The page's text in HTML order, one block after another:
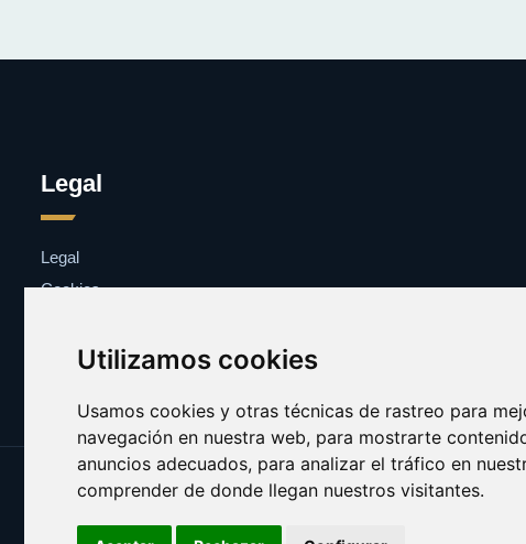
Utilizamos cookies
Usamos cookies y otras técnicas de rastreo para
navegación en nuestra web, para mostrarte
anuncios adecuados, para analizar el tráfico en
comprender de donde llegan nuestros visitantes.
Legal
Legal
Cookies